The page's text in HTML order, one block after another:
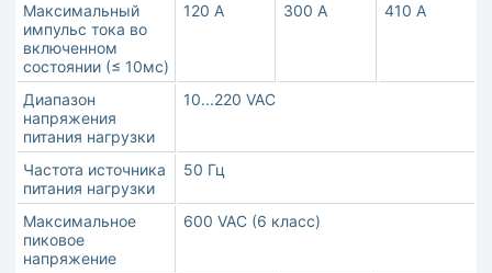
Максимальный
импульс тока во
включенном
состоянии (≤ 10мс)
120 А 300 А 410 А
Диапазон
напряжения
питания нагрузки
10...220 VAC
Частота источника
питания нагрузки
50 Гц
Максимальное
пиковое
напряжение
600 VAC (6 класс)